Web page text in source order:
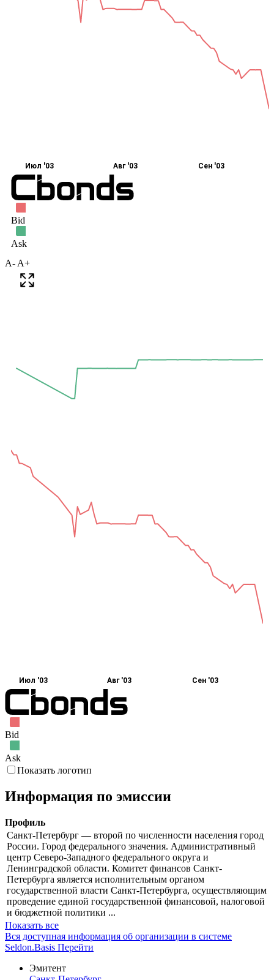
A- A+
Июл '03 Авг '03 Сен '03
Bid
Ask
Показать логотип
Информация по эмиссии
Профиль
Санкт-Петербург — второй по численности населения город
России. Город федерального значения. Административный
центр Северо-Западного федерального округа и
Ленинградской области. Комитет финансов Санкт-
Петербурга является исполнительным органом
государственной власти Санкт-Петербурга, осуществляющим
проведение единой государственной финансовой, налоговой
и бюджетной политики ...
Показать все
Вся доступная информация об организации в системе
Seldon.Basis Перейти
Эмитент